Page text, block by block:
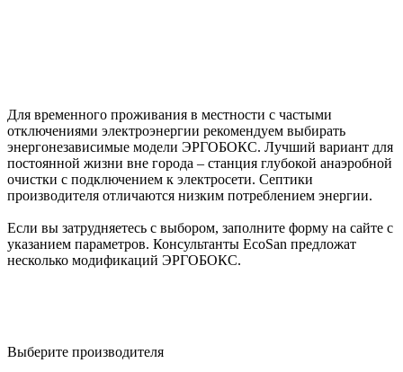
Для временного проживания в местности с частыми
отключениями электроэнергии рекомендуем выбирать
энергонезависимые модели ЭРГОБОКС. Лучший вариант для
постоянной жизни вне города – станция глубокой анаэробной
очистки с подключением к электросети. Септики
производителя отличаются низким потреблением энергии.
Если вы затрудняетесь с выбором, заполните форму на сайте с
указанием параметров. Консультанты EcoSan предложат
несколько модификаций ЭРГОБОКС.
Выберите производителя